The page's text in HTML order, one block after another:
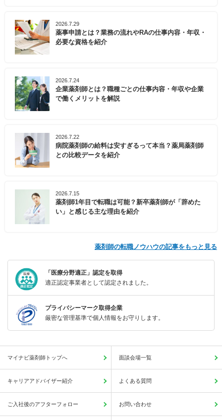
2026.7.29
薬事申請とは？業務の流れやRAの仕事内容・年収・
必要な資格を紹介
2026.7.24
企業薬剤師とは？職種ごとの仕事内容・年収や企業
で働くメリットを解説
2026.7.22
病院薬剤師の給料は安すぎるって本当？薬局薬剤師
との比較データを紹介
2026.7.15
薬剤師1年目で転職は可能？新卒薬剤師が「辞めた
い」と感じる主な理由を紹介
薬剤師の転職ノウハウの記事をもっと見る
「医療分野適正」認定を取得
適正認定事業者として認定されました。
プライバシーマーク取得企業
厳密な管理基準で個人情報をお守りします。
マイナビ薬剤師トップへ 面談会場一覧
キャリアアドバイザー紹介 よくある質問
ご入社後のアフターフォロー お問い合わせ